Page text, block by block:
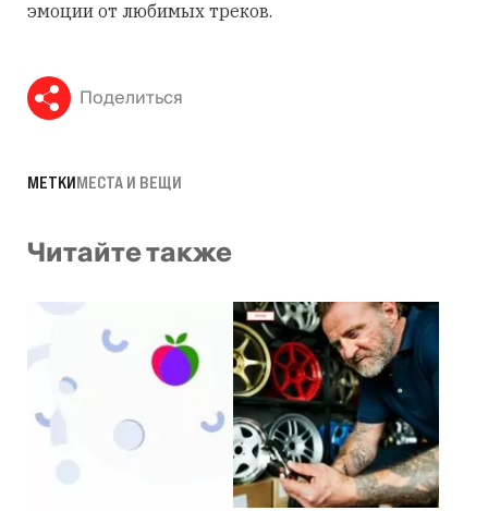
эмоции от любимых треков.
Поделиться
МЕТКИМЕСТА И ВЕЩИ
Читайте также